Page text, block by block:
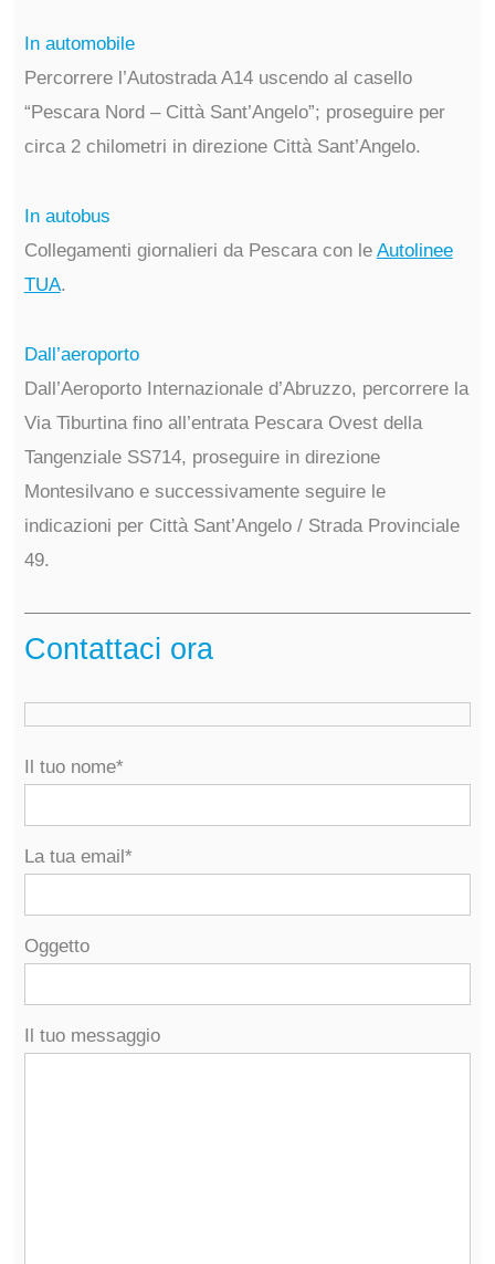
In automobile
Percorrere l’Autostrada A14 uscendo al casello
“Pescara Nord – Città Sant’Angelo”; proseguire per
circa 2 chilometri in direzione Città Sant’Angelo.
In autobus
Collegamenti giornalieri da Pescara con le Autolinee
TUA.
Dall’aeroporto
Dall’Aeroporto Internazionale d’Abruzzo, percorrere la
Via Tiburtina fino all’entrata Pescara Ovest della
Tangenziale SS714, proseguire in direzione
Montesilvano e successivamente seguire le
indicazioni per Città Sant’Angelo / Strada Provinciale
49.
Contattaci ora
Il tuo nome*
La tua email*
Oggetto
Il tuo messaggio